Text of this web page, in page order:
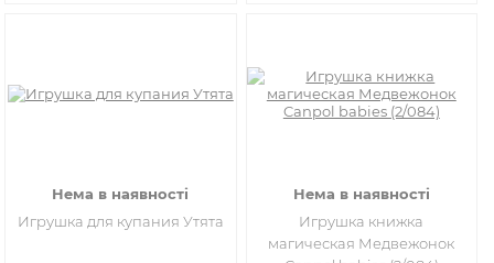
Нема в наявності
Игрушка для купания Утята
Нема в наявності
Игрушка книжка
магическая Медвежонок